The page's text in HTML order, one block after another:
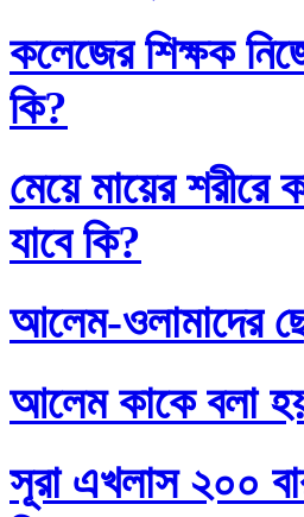
কলেজের শিক্ষক
কি?
মেয়ে মায়ের শরীরে
যাবে কি?
আলেম-ওলামাদের
আলেম কাকে বলা
সূরা এখলাস ২০০